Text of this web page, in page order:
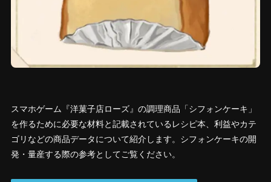
スマホゲーム『洋菓子店ローズ』の調理商品「シフォンケーキ」
を作るために必要な材料と記載されているレシピ本、利益やカテ
ゴリなどの商品データについて紹介します。シフォンケーキの開
発・量産する際の参考としてご覧ください。